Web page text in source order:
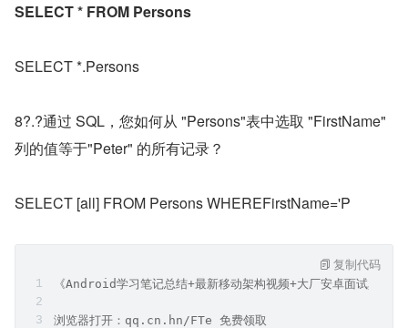
SELECT * FROM Persons
SELECT *.Persons
8?.?通过 SQL，您如何从 "Persons"表中选取 "FirstName"
列的值等于"Peter" 的所有记录？
SELECT [all] FROM Persons WHEREFirstName='P
《Android学习笔记总结+最新移动架构视频+大厂安卓面试真题+
浏览器打开：qq.cn.hn/FTe 免费领取
复制代码